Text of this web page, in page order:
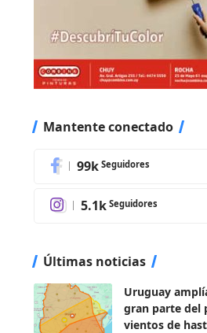
Mantente conectado
99k Seguidores
5.1k Seguidores
Últimas noticias
Uruguay
gran parte del
vientos de